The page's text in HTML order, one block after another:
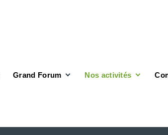
Grand Forum Nos activités